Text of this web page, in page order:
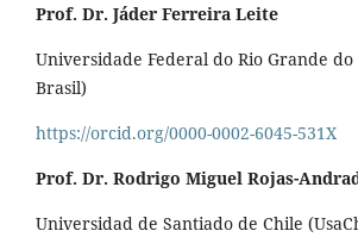
Prof. Dr. Jáder Ferreira Leite
Universidade Federal do Rio Grande do
Brasil)
https://orcid.org/0000-0002-6045-531X
Prof. Dr. Rodrigo Miguel Rojas-
Universidad de Santiado de Chile